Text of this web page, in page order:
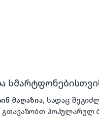
მაღაზია, სადაც
გთავაზობთ პოპულარულ